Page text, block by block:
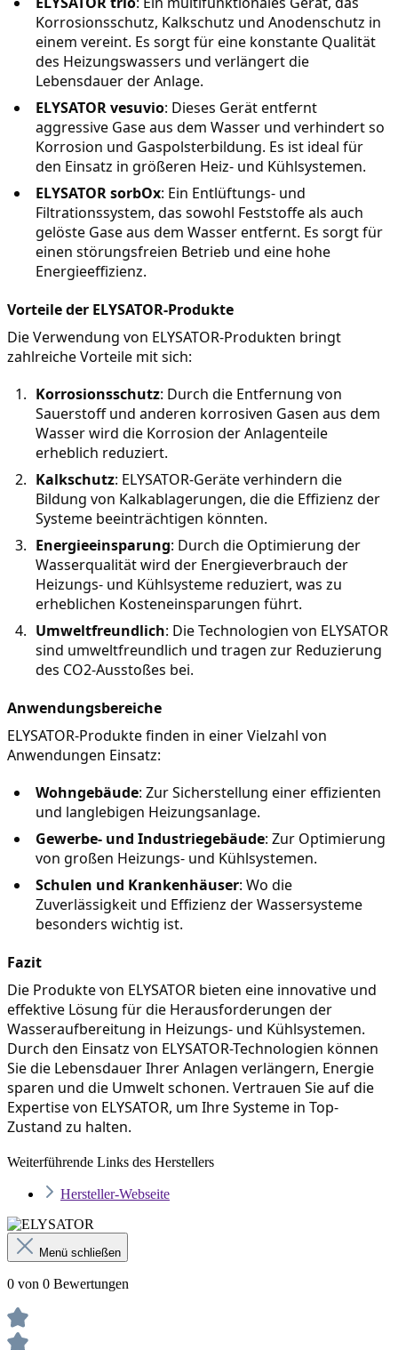
Korrosionsschutz, Kalkschutz und Anodenschutz in
einem vereint. Es sorgt für eine konstante Qualität
des Heizungswassers und verlängert die
Lebensdauer der Anlage.
ELYSATOR vesuvio: Dieses Gerät entfernt
aggressive Gase aus dem Wasser und verhindert so
Korrosion und Gaspolsterbildung. Es ist ideal für
den Einsatz in größeren Heiz- und Kühlsystemen.
ELYSATOR sorbOx: Ein Entlüftungs- und
Filtrationssystem, das sowohl Feststoffe als auch
gelöste Gase aus dem Wasser entfernt. Es sorgt für
einen störungsfreien Betrieb und eine hohe
Energieeffizienz.
Vorteile der ELYSATOR-Produkte
Die Verwendung von ELYSATOR-Produkten bringt
zahlreiche Vorteile mit sich:
Korrosionsschutz: Durch die Entfernung von
Sauerstoff und anderen korrosiven Gasen aus dem
Wasser wird die Korrosion der Anlagenteile
erheblich reduziert.
Kalkschutz: ELYSATOR-Geräte verhindern die
Bildung von Kalkablagerungen, die die Effizienz der
Systeme beeinträchtigen könnten.
Energieeinsparung: Durch die Optimierung der
Wasserqualität wird der Energieverbrauch der
Heizungs- und Kühlsysteme reduziert, was zu
erheblichen Kosteneinsparungen führt.
Umweltfreundlich: Die Technologien von ELYSATOR
sind umweltfreundlich und tragen zur Reduzierung
des CO2-Ausstoßes bei.
Anwendungsbereiche
ELYSATOR-Produkte finden in einer Vielzahl von
Anwendungen Einsatz:
Wohngebäude: Zur Sicherstellung einer effizienten
und langlebigen Heizungsanlage.
Gewerbe- und Industriegebäude: Zur Optimierung
von großen Heizungs- und Kühlsystemen.
Schulen und Krankenhäuser: Wo die
Zuverlässigkeit und Effizienz der Wassersysteme
besonders wichtig ist.
Fazit
Die Produkte von ELYSATOR bieten eine innovative und
effektive Lösung für die Herausforderungen der
Wasseraufbereitung in Heizungs- und Kühlsystemen.
Durch den Einsatz von ELYSATOR-Technologien können
Sie die Lebensdauer Ihrer Anlagen verlängern, Energie
sparen und die Umwelt schonen. Vertrauen Sie auf die
Expertise von ELYSATOR, um Ihre Systeme in Top-
Zustand zu halten.
Weiterführende Links des Herstellers
Hersteller-Webseite
Menü schließen
0 von 0 Bewertungen